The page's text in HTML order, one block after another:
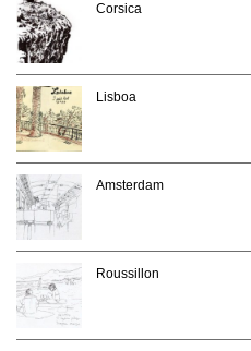
Corsica
Lisboa
Amsterdam
Roussillon